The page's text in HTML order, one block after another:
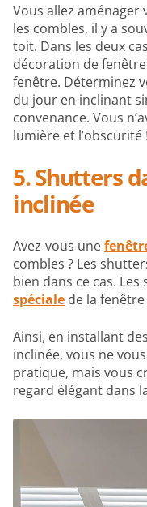
Vous allez aménager
les combles, il y a
toit. Dans les deux
décoration de
fenêtre. Déterminez
du jour en inclinant
convenance. Vous
lumière et l’obscurité !
5. Shutters
inclinée
Avez-vous une
combles ? Les
bien dans ce cas.
spéciale de la
Ainsi, en installant
inclinée, vous ne
pratique, mais vous
regard élégant dans